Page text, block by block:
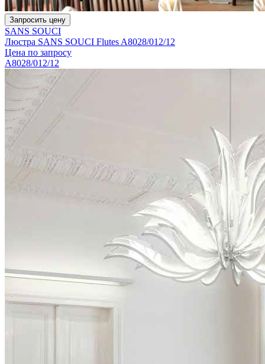
Запросить цену
SANS SOUCI
Люстра SANS SOUCI Flutes A8028/012/12
Цена по запросу
A8028/012/12